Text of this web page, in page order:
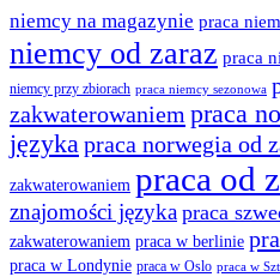
niemcy na magazynie praca
niemcy od zaraz praca
niemcy przy zbiorach praca niemcy sezonowa
zakwaterowaniem praca
językapraca norwegia od
zakwaterowaniem praca od
znajomości języka praca
zakwaterowaniem praca w berlinie
praca w Londynie praca w Oslo praca w